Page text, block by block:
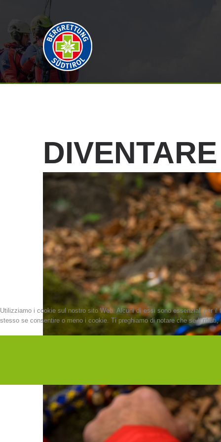
DIVENTARE
Utilizziamo i cookie sul nostro sito Web. Alcuni di essi sono essenziali per
stesso se consentire o meno i cookie. Ti preghiamo di notare che se li